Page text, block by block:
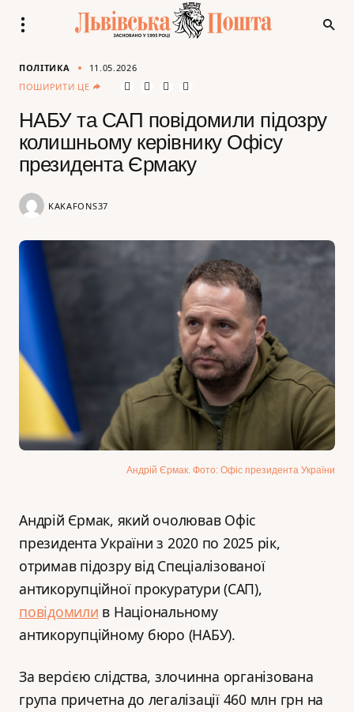
ПОЛІТИКА
11.05.2026
ПОШИРИТИ ЦЕ
НАБУ та САП повідомили підозру
колишньому керівнику Офісу
президента Єрмаку
KAKAFONS37
Андрій Єрмак. Фото: Офіс президента України
Андрій Єрмак, який очолював Офіс
президента України з 2020 по 2025 рік,
отримав підозру від Спеціалізованої
антикорупційної прокуратури (САП),
повідомили в Національному
антикорупційному бюро (НАБУ).
За версією слідства, злочинна організована
група причетна до легалізації 460 млн грн на